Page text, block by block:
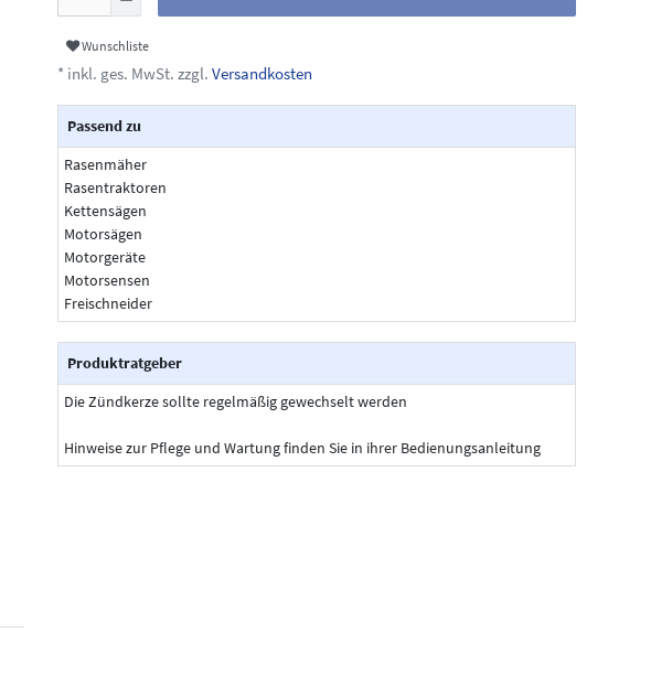
Wunschliste
* inkl. ges. MwSt. zzgl. Versandkosten
Passend zu
Rasenmäher
Rasentraktoren
Kettensägen
Motorsägen
Motorgeräte
Motorsensen
Freischneider
Produktratgeber
Die Zündkerze sollte regelmäßig gewechselt werden
Hinweise zur Pflege und Wartung finden Sie in ihrer Bedienungsanleitung